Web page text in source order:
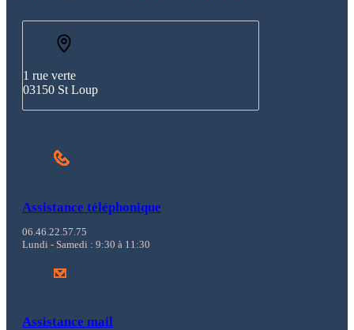
1 rue verte
03150 St Loup
Assistance téléphonique
06.46.22.57.75
Lundi - Samedi : 9:30 à 11:30
Assistance mail